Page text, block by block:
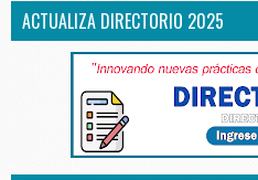
ACTUALIZA DIRECTORIO 2025